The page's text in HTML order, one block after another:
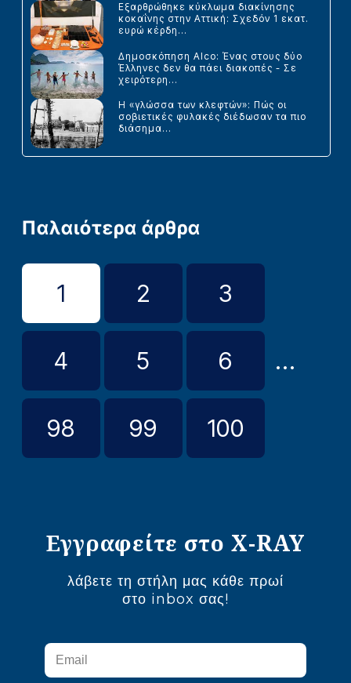
Εξαρθρώθηκε κύκλωμα διακίνησης
κοκαΐνης στην Αττική: Σχεδόν 1 εκατ.
ευρώ κέρδη...
Δημοσκόπηση Alco: Ένας στους δύο
Έλληνες δεν θα πάει διακοπές - Σε
χειρότερη...
Η «γλώσσα των κλεφτών»: Πώς οι
σοβιετικές φυλακές διέδωσαν τα πιο
διάσημα...
Παλαιότερα άρθρα
1 2 3
4 5 6 ...
98 99 100
Εγγραφείτε στο X-RAY
λάβετε τη στήλη μας κάθε πρωί
στο inbox σας!